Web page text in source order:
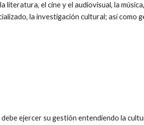
el cine y el audiovisual, la
la investigación cultural; así como
ejercer su gestión entendiendo la